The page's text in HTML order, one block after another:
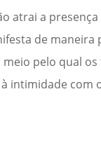
atrai a
de
pelo qual
intimidade com